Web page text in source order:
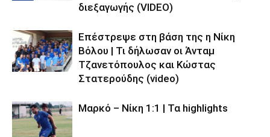
διεξαγωγής (VIDEO)
Επέστρεψε στη βάση της η Νίκη
Βόλου | Τι δήλωσαν οι Άνταμ
Τζανετόπουλος και Κώστας
Στατερούδης (video)
Μαρκό – Νίκη 1:1 | Τα highlights